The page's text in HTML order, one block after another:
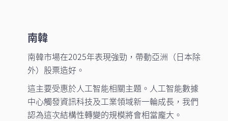
南韓
南韓市場在2025年表現強勁，帶動亞洲（日本除
外）股票造好。
這主要受惠於人工智能相關主題。人工智能數據
中心觸發資訊科技及工業領域新一輪成長，我們
認為這次結構性轉變的規模將會相當龐大。